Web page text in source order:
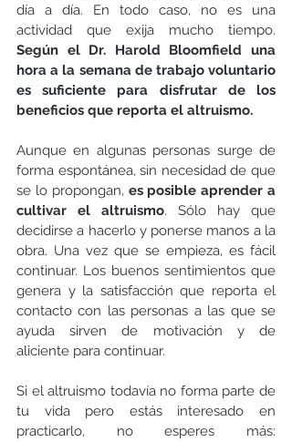
día a día. En todo caso, no es una
Según el Dr. Harold Bloomfield una
hora a la semana de trabajo voluntario
es suficiente para disfrutar de los
beneficios que reporta el altruismo.
Aunque en algunas personas surge de
forma espontánea, sin necesidad de que
se lo propongan, es posible aprender a
cultivar el altruismo. Sólo hay que
decidirse a hacerlo y ponerse manos a la
obra. Una vez que se empieza, es fácil
continuar. Los buenos sentimientos que
genera y la satisfacción que reporta el
contacto con las personas a las que se
ayuda sirven de motivación y de
aliciente para continuar.
Si el altruismo todavía no forma parte de
tu vida pero estás interesado en
practicarlo, no esperes más: